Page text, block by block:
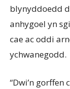
blynyddoedd
anhygoel yn
caeacoddi
ychwanegodd.
“Dwi’n gorffen